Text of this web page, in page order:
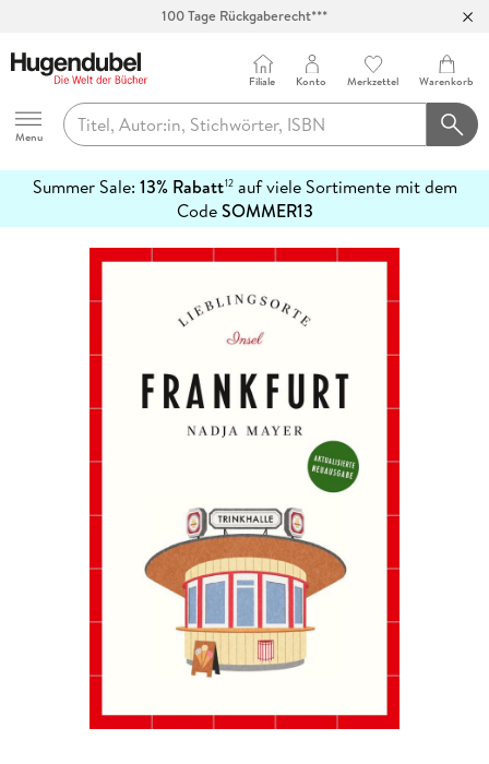
100 Tage Rückgaberecht***
Hugendubel
Menu
Filiale Konto Merkzettel Warenkorb
Summer Sale: 13% Rabatt12auf viele Sortimente mit dem
CodeSOMMER13
erfahren